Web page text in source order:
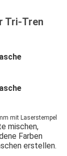
Tri-Tren
mit Laserstempel
mischen,
Farben
erstellen.